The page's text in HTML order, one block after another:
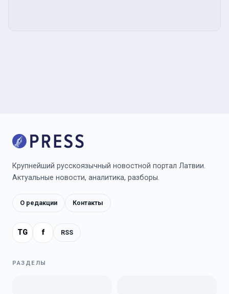
Крупнейший русскоязычный новостной портал Латвии.
Актуальные новости, аналитика, разборы.
О редакции Контакты
TG f RSS
РАЗДЕЛЫ